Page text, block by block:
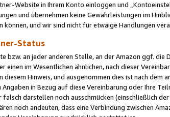
Website in Ihrem Konto einloggen und
und übernehmen keine Gewährleistungen im
und wir sind nicht für etwaige Handlungen
Status
bzw. an jeder anderen Stelle, an der Amazon ggf.
einen im Wesentlichen ähnlichen, nach dieser
diesem Hinweis, und ausgenommen dies ist nach
in Bezug auf diese Vereinbarung oder Ihre
falsch darstellen noch ausschmücken (einschließlich
noch andeuten, dass eine Verbindung zwischen